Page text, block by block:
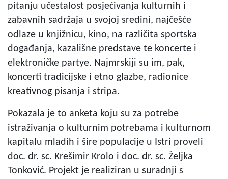
pitanju učestalost posjećivanja kulturnih i
zabavnih sadržaja u svojoj sredini, najčešće
odlaze u knjižnicu, kino, na različita sportska
događanja, kazališne predstave te koncerte i
elektroničke partye. Najmrskiji su im, pak,
koncerti tradicijske i etno glazbe, radionice
kreativnog pisanja i stripa.
Pokazala je to anketa koju su za potrebe
istraživanja o kulturnim potrebama i kulturnom
kapitalu mladih i šire populacije u Istri proveli
doc. dr. sc. Krešimir Krolo i doc. dr. sc. Željka
Tonković. Projekt je realiziran u suradnji s